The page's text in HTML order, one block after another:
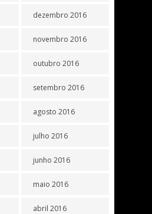
dezembro 2016
novembro 2016
outubro 2016
setembro 2016
agosto 2016
julho 2016
junho 2016
maio 2016
abril 2016